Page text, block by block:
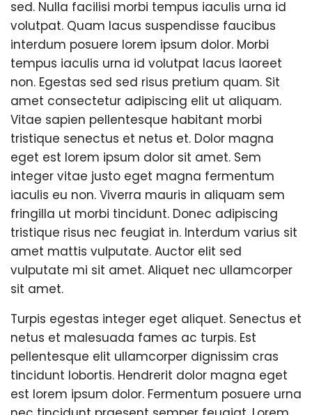
e
u
y
sed. Nulla facilisi morbi tempus iaculis urna id
volutpat. Quam lacus suspendisse faucibus
interdum posuere lorem ipsum dolor. Morbi
tempus iaculis urna id volutpat lacus laoreet
non. Egestas sed sed risus pretium quam. Sit
amet consectetur adipiscing elit ut aliquam.
Vitae sapien pellentesque habitant morbi
tristique senectus et netus et. Dolor magna
eget est lorem ipsum dolor sit amet. Sem
integer vitae justo eget magna fermentum
iaculis eu non. Viverra mauris in aliquam sem
fringilla ut morbi tincidunt. Donec adipiscing
tristique risus nec feugiat in. Interdum varius sit
amet mattis vulputate. Auctor elit sed
vulputate mi sit amet. Aliquet nec ullamcorper
sit amet.
Turpis egestas integer eget aliquet. Senectus et
netus et malesuada fames ac turpis. Est
pellentesque elit ullamcorper dignissim cras
tincidunt lobortis. Hendrerit dolor magna eget
est lorem ipsum dolor. Fermentum posuere urna